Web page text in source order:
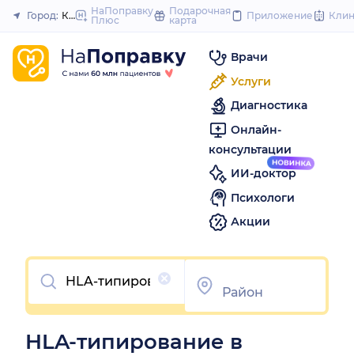
to
Закрыть
Город: Каменск-Уральский
НаПоправку
Плюс
Подарочная
карта
Приложение
Врачи
Услуги
Диагностика
Онлайн-
консультации
ИИ-доктор
Психологи
Акции
Очистить
HLA-типирование в